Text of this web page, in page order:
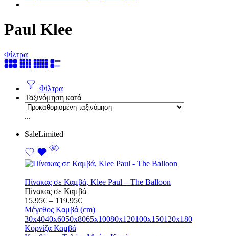
Paul Klee
Φίλτρα
Φίλτρα
Ταξινόμηση κατά
...
SaleLimited
Πίνακας σε Καμβά, Klee Paul – The Balloon
Πίνακας σε Καμβά
15.95€ – 119.95€Price
range:
15.95€
Μέγεθος Καμβά (cm)
30x4040x6050x8065x10080x120100x150120x180
Κορνίζα Καμβά